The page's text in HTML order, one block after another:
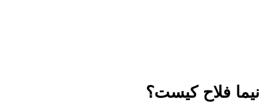
نیما فلاح کیست؟